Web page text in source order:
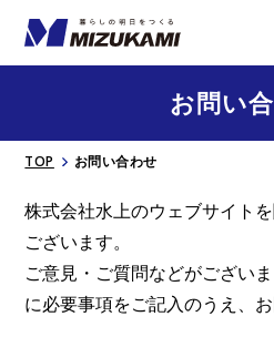
お問い
TOP お問い合わせ
株式会社⽔上のウェブサイト
ございます。
ご意⾒・ご質問などがござい
に必要事項をご記入のうえ、